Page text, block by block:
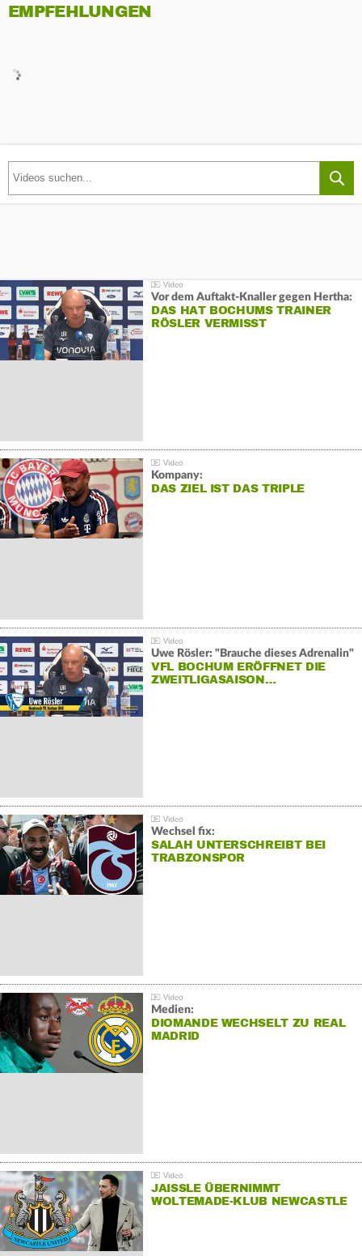
EMPFEHLUNGEN
Vor dem Auftakt-Knaller gegen Hertha:
DAS HAT BOCHUMS TRAINER
RÖSLER VERMISST
Kompany:
DAS ZIEL IST DAS TRIPLE
Uwe Rösler: "Brauche dieses Adrenalin"
VFL BOCHUM ERÖFFNET DIE
ZWEITLIGASAISON…
Wechsel fix:
SALAH UNTERSCHREIBT BEI
TRABZONSPOR
Medien:
DIOMANDE WECHSELT ZU REAL
MADRID
JAISSLE ÜBERNIMMT
WOLTEMADE-KLUB NEWCASTLE